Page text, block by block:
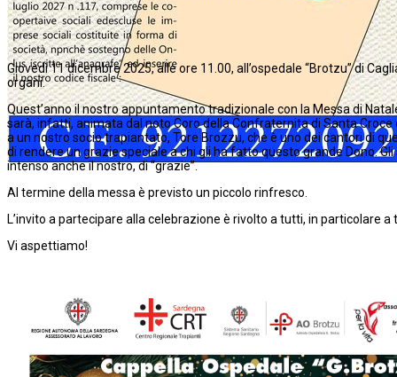
Giovedì 11 dicembre 2025, alle ore 11.00, all’ospedale “Brotzu” di
organi.
Quest’anno il nostro appuntamento tradizionale con la Messa di
sarà, infatti, animata dal noto Coro della Confraternita di Santa
a un nostro socio trapiantato, Tore Brozzu, che è uno dei cantori di
di rendere un grazie speciale a chi gli ha fatto questo grande Dono.
intenso anche il nostro, di “grazie”.
Al termine della messa è previsto un piccolo rinfresco.
L’invito a partecipare alla celebrazione è rivolto a tutti, in particolare
Vi aspettiamo!